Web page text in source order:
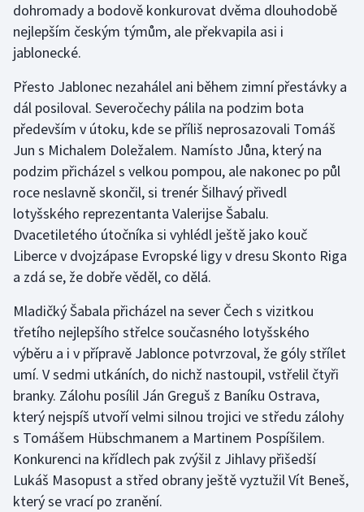
dohromady a bodově konkurovat dvěma dlouhodobě
nejlepším českým týmům, ale překvapila asi i
jablonecké.
Přesto Jablonec nezahálel ani během zimní přestávky a
dál posiloval. Severočechy pálila na podzim bota
především v útoku, kde se příliš neprosazovali Tomáš
Jun s Michalem Doležalem. Namísto Jůna, který na
podzim přicházel s velkou pompou, ale nakonec po půl
roce neslavně skončil, si trenér Šilhavý přivedl
lotyšského reprezentanta Valerijse Šabalu.
Dvacetiletého útočníka si vyhlédl ještě jako kouč
Liberce v dvojzápase Evropské ligy v dresu Skonto Riga
a zdá se, že dobře věděl, co dělá.
Mladičký Šabala přicházel na sever Čech s vizitkou
třetího nejlepšího střelce současného lotyšského
výběru a i v přípravě Jablonce potvrzoval, že góly střílet
umí. V sedmi utkáních, do nichž nastoupil, vstřelil čtyři
branky. Zálohu posílil Ján Greguš z Baníku Ostrava,
který nejspíš utvoří velmi silnou trojici ve středu zálohy
s Tomášem Hübschmanem a Martinem Pospíšilem.
Konkurenci na křídlech pak zvýšil z Jihlavy přišedší
Lukáš Masopust a střed obrany ještě vyztužil Vít Beneš,
který se vrací po zranění.